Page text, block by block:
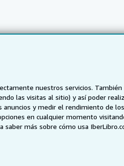
nuestros servicios. También
las visitas al sitio) y así poder
y medir el rendimiento de los
en cualquier momento
saber más sobre cómo usa
NZ AbeBooks.ca ZVAB.com